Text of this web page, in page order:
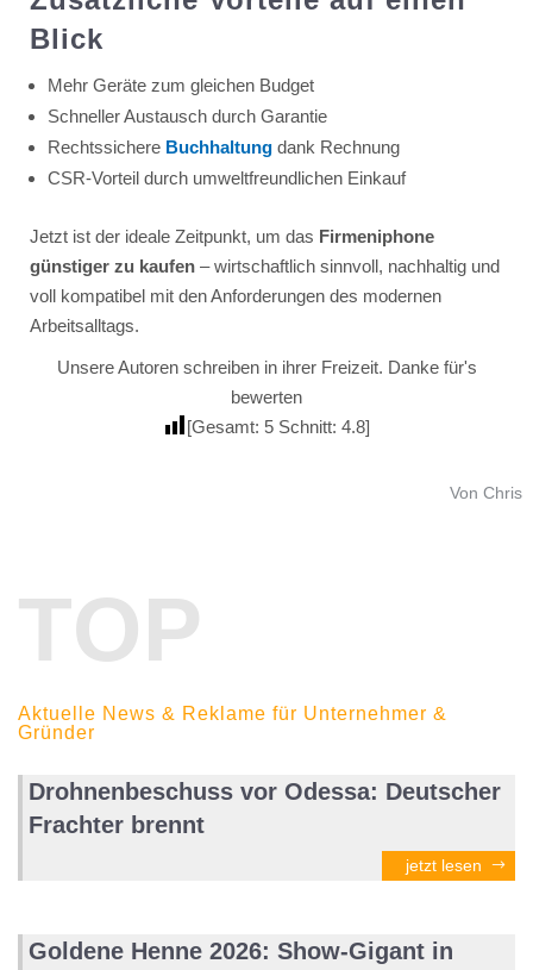
Blick
Mehr Geräte zum gleichen Budget
Schneller Austausch durch Garantie
Rechtssichere Buchhaltungdank Rechnung
CSR-Vorteil durch umweltfreundlichen Einkauf
Jetzt ist der ideale Zeitpunkt, um das Firmeniphone
günstiger zu kaufen– wirtschaftlich sinnvoll, nachhaltig und
voll kompatibel mit den Anforderungen des modernen
Arbeitsalltags.
Unsere Autoren schreiben in ihrer Freizeit. Danke für's
bewerten
[Gesamt: 5 Schnitt: 4.8]
Von Chris
TOP
Aktuelle News & Reklame für Unternehmer &
Gründer
Drohnenbeschuss vor Odessa: Deutscher
Frachter brennt
jetzt lesen
Goldene Henne 2026: Show-Gigant in